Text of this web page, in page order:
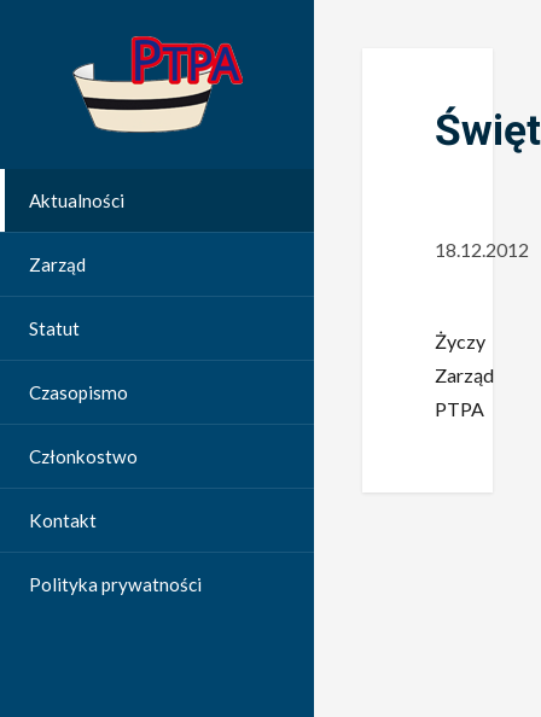
Aktualności
Zarząd
Statut
Czasopismo
Członkostwo
Kontakt
Polityka prywatności
18.12.2012
Życzy
Zarząd
PTPA